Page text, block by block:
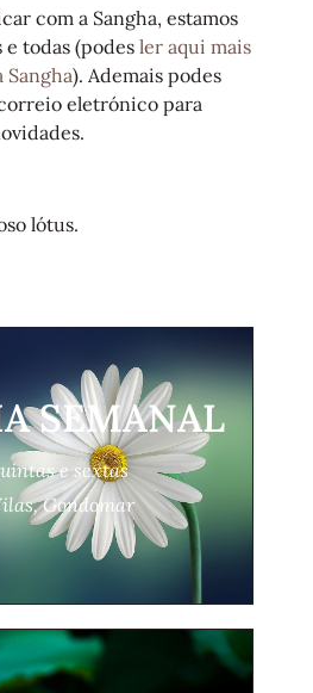
com a Sangha, estamos
todas (podesler aqui mais
). Ademais podes
eletrónico para
lótus.
SEMANAL
e sextas
Gondomar